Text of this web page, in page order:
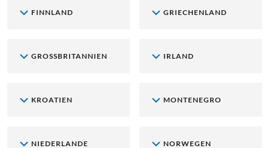
FINNLAND GRIECHENLAND
GROSSBRITANNIEN IRLAND
KROATIEN MONTENEGRO
NIEDERLANDE NORWEGEN